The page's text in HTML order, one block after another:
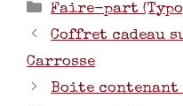
Faire-part
Coffret cadeau
Carrosse
Boite contenant